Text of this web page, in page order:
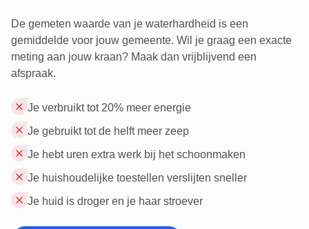
De gemeten waarde van je waterhardheid is een
gemiddelde voor jouw gemeente. Wil je graag een exacte
meting aan jouw kraan? Maak dan vrijblijvend een
afspraak.
Je verbruikt tot 20% meer energie
Je gebruikt tot de helft meer zeep
Je hebt uren extra werk bij het schoonmaken
Je huishoudelijke toestellen verslijten sneller
Je huid is droger en je haar stroever